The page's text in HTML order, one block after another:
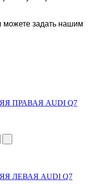
можете задать нашим
ПРАВАЯ AUDI Q7
ЛЕВАЯ AUDI Q7